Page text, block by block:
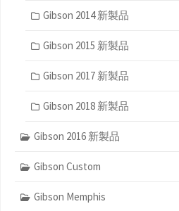
Gibson 2014 新製品
Gibson 2015 新製品
Gibson 2017 新製品
Gibson 2018 新製品
Gibson 2016 新製品
Gibson Custom
Gibson Memphis